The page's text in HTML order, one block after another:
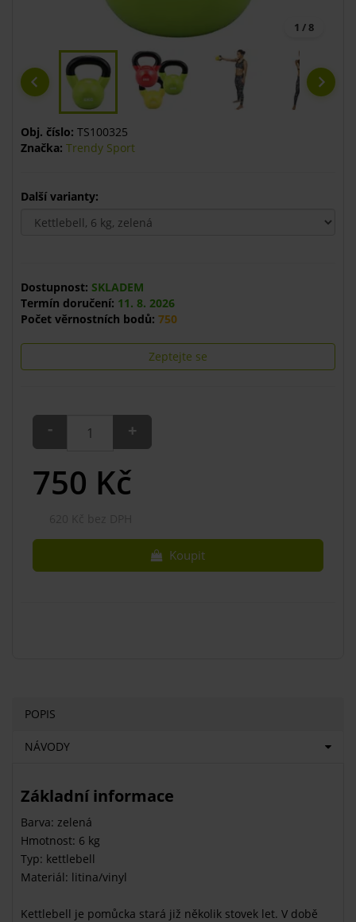
1 / 8
Obj. číslo: TS100325
Značka: Trendy Sport
Další varianty:
Dostupnost: SKLADEM
Termín doručení: 11. 8. 2026
Počet věrnostních bodů: 750
Zeptejte se
- +
750 Kč
Koupit
POPIS
NÁVODY
Základní informace
Barva: zelená
Hmotnost: 6 kg
Typ: kettlebell
Materiál: litina/vinyl
Kettlebell je pomůcka stará již několik stovek let. V době